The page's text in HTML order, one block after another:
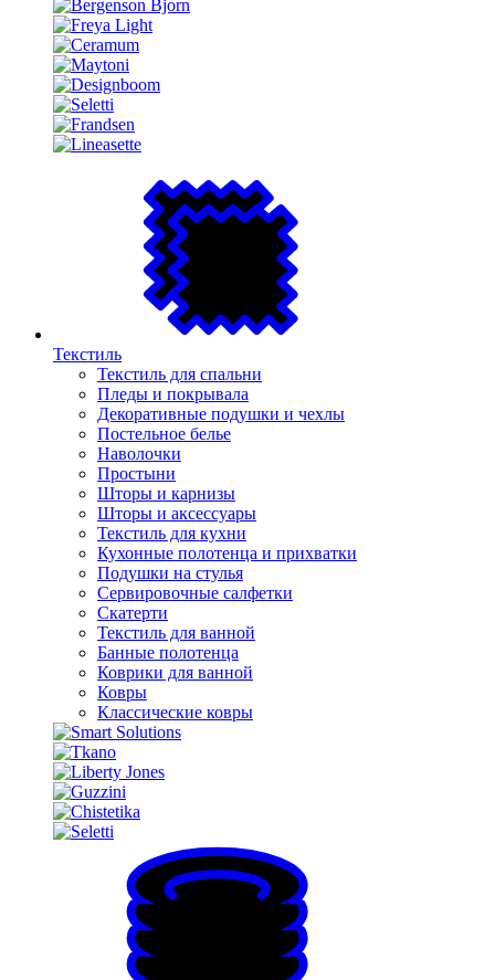
Текстиль
Текстиль для спальни
Пледы и покрывала
Декоративные подушки и чехлы
Постельное белье
Наволочки
Простыни
Шторы и карнизы
Шторы и аксессуары
Текстиль для кухни
Кухонные полотенца и прихватки
Подушки на стулья
Сервировочные салфетки
Скатерти
Текстиль для ванной
Банные полотенца
Коврики для ванной
Ковры
Классические ковры